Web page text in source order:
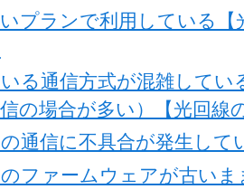
プランで利用している【
る通信方式が混雑してい
信の場合が多い）【光回線
通信に不具合が発生して
ファームウェアが古いま